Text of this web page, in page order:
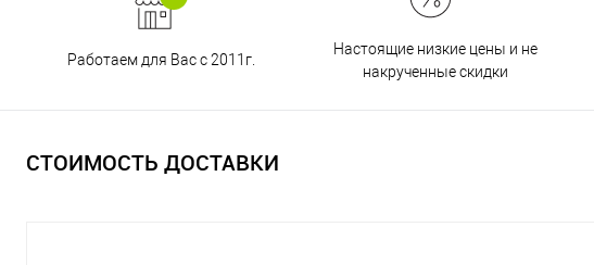
Работаем для Вас с 2011г.
Настоящие низкие цены и не
накрученные скидки
СТОИМОСТЬ ДОСТАВКИ